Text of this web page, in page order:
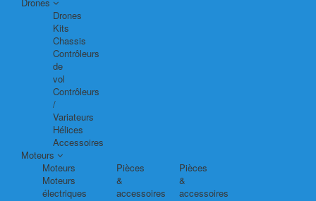
Drones
Kits
Chassis
Contrôleurs
de
vol
Contrôleurs
/
Variateurs
Hélices
Accessoires
Moteurs
Moteurs
Moteurs
électriques
Pièces
&
accessoires
Pièces
&
accessoires